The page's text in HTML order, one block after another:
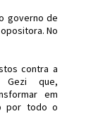
governo de
No
contra a
Gezi que,
em
por todo o